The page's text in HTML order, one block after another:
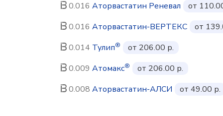
0.016 Аторвастатин Реневал
от
0.016 Аторвастатин-ВЕРТЕКС
от
0.014 Тулип®
от 206.00 р.
0.009 Атомакс®
от 206.00 р.
0.008 Аторвастатин-АЛСИ от 49.00 р.